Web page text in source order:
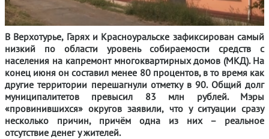
В Верхотурье, Гарях и Красноуральске зафиксирован самый
низкий по области уровень собираемости средств с
населения на капремонт многоквартирных домов (МКД). На
конец июня он составил менее 80 процентов, в то время как
другие территории перешагнули отметку в 90. Общий долг
муниципалитетов превысил 83 млн рублей. Мэры
«провинившихся» округов заявили, что у ситуации сразу
несколько причин, причём одна из них – реальное
отсутствие денег у жителей.